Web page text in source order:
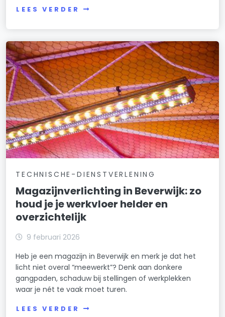
LEES VERDER
TECHNISCHE-DIENSTVERLENING
Magazijnverlichting in Beverwijk: zo
houd je je werkvloer helder en
overzichtelijk
9 februari 2026
Heb je een magazijn in Beverwijk en merk je dat het
licht niet overal “meewerkt”? Denk aan donkere
gangpaden, schaduw bij stellingen of werkplekken
waar je nét te vaak moet turen.
LEES VERDER